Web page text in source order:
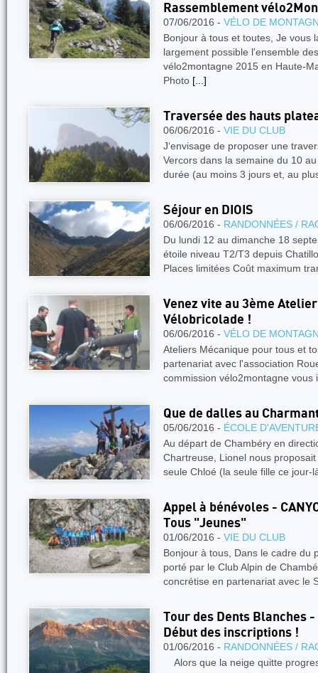
Rassemblement
07/06/2016 - VÉLO DE
Bonjour à tous et toutes, Je vous
largement possible l'ensemble
vélo2montagne 2015 en Haute-
Photo [...]
Traversée des hauts
06/06/2016 - VIE DU CLUB
J‘envisage de proposer une
Vercors dans la semaine du 10
durée (au moins 3 jours et, au
Séjour en DIOIS
06/06/2016 - RANDONNÉES /
Du lundi 12 au dimanche 18
étoile niveau T2/T3 depuis
Places limitées Coût maximum
Venez vite au 3ème
Vélobricolade !
06/06/2016 - VÉLO DE
Ateliers Mécanique pour tous et
partenariat avec l'association
commission vélo2montagne vous
Que de dalles au
05/06/2016 - ÉCOLE
Au départ de Chambéry en
Chartreuse, Lionel nous
seule Chloé (la seule fille ce jour-
Appel à bénévoles -
Tous "Jeunes"
01/06/2016 - VIE DU CLUB
Bonjour à tous, Dans le cadre du
porté par le Club Alpin de
concrétise en partenariat avec le
Tour des Dents Blanches
Début des inscriptions !
01/06/2016 - RANDONNÉES /
Alors que la neige quitte